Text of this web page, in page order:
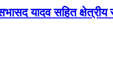
यादव सहित